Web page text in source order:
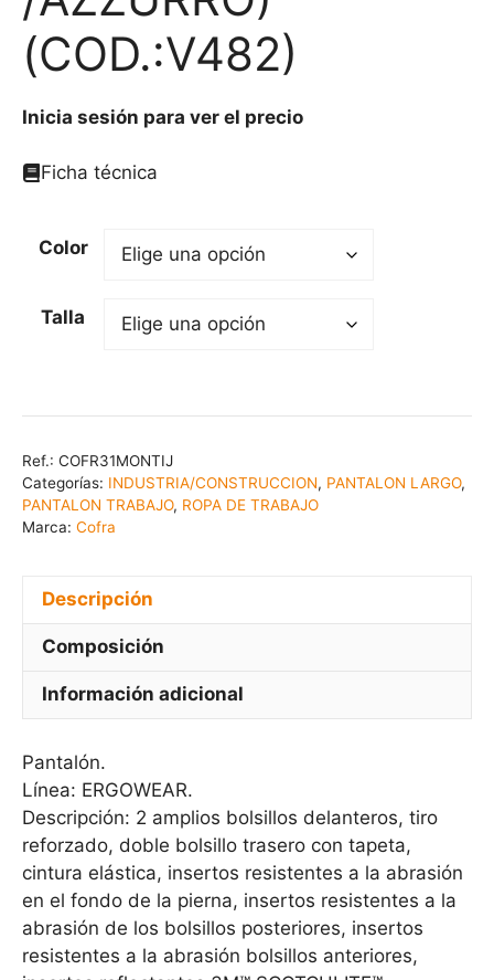
(COD.:V482)
Inicia sesión para ver el precio
Ficha técnica
Color
Talla
Ref.: COFR31MONTIJ
Categorías: INDUSTRIA/CONSTRUCCION, PANTALON LARGO,
PANTALON TRABAJO, ROPA DE TRABAJO
Marca: Cofra
Descripción
Composición
Información adicional
Pantalón.
Línea: ERGOWEAR.
Descripción: 2 amplios bolsillos delanteros, tiro
reforzado, doble bolsillo trasero con tapeta,
cintura elástica, insertos resistentes a la abrasión
en el fondo de la pierna, insertos resistentes a la
abrasión de los bolsillos posteriores, insertos
resistentes a la abrasión bolsillos anteriores,